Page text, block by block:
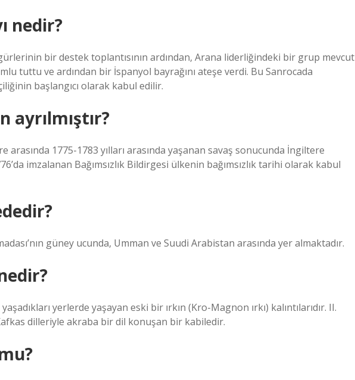
nedir?
bir destek toplantısının ardından, Arana liderliğindeki bir grup mevcut
tuttu ve ardından bir İspanyol bayrağını ateşe verdi. Bu Sanrocada
başlangıcı olarak kabul edilir.
ayrılmıştır?
arasında 1775-1783 yılları arasında yaşanan savaş sonucunda İngiltere
imzalanan Bağımsızlık Bildirgesi ülkenin bağımsızlık tarihi olarak kabul
güney ucunda, Umman ve Suudi Arabistan arasında yer almaktadır.
yerlerde yaşayan eski bir ırkın (Kro-Magnon ırkı) kalıntılarıdır. II.
dilleriyle akraba bir dil konuşan bir kabiledir.